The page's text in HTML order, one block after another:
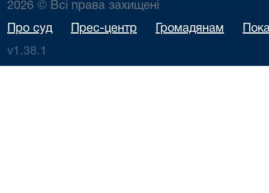
2026 © Всі права захищені
Про суд Прес-центр Громадянам
v1.38.1